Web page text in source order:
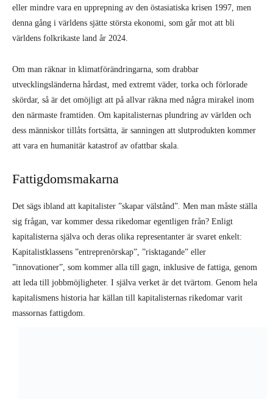
dess människor tillåts fortsätta, är sanningen att slutprodukten kommer
att vara en humanitär katastrof av ofattbar skala.
Det sägs ibland att kapitalister ”skapar välstånd”. Men man måste ställa
sig frågan, var kommer dessa rikedomar egentligen från? Enligt
kapitalisterna själva och deras olika representanter är svaret enkelt:
Kapitalistklassens ”entreprenörskap”, ”risktagande” eller
”innovationer”, som kommer alla till gagn, inklusive de fattiga, genom
kapitalismens historia har källan till kapitalisternas rikedomar varit
massornas fattigdom.